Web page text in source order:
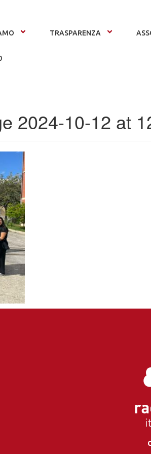
TRASPARENZA
2024-10-12 at